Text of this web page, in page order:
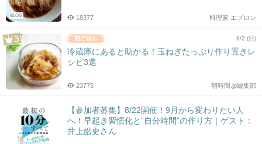
BLOG 料理家 エプロン
18377
8/2 (日)
冷蔵庫にあると助かる！玉ねぎたっぷり作り置きレ
シピ3選
朝時間.jp編集部
23775
【参加者募集】8/22開催！9月から変わりたい人
へ！早起き習慣化と“自分時間”の作り方｜ゲスト：
井上皓史さん